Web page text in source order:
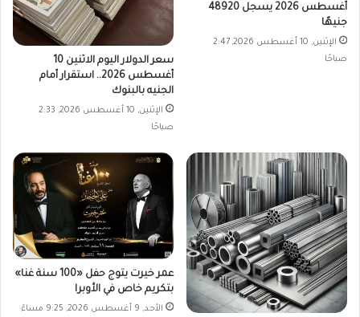
أغسطس 2026 يسجل 48920
جنيهًا
الإثنين, 10 أغسطس 2026, 2:47
صباحًا
سعر الدولار اليوم الاثنين 10
أغسطس 2026.. استقرار أمام
الجنيه بالبنوك
الإثنين, 10 أغسطس 2026, 2:33
صباحًا
عمر خيرت يتوج حفل «100 سنة غنا»
بتكريم خاص في الأوبرا
الأحد, 9 أغسطس 2026, 9:25 مساءً